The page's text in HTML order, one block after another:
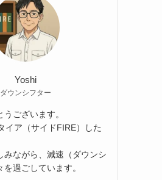
Yoshi
ダウンシフター
ございます。
イア（サイドFIRE）した
みながら、減速（ダウンシ
過ごしています。